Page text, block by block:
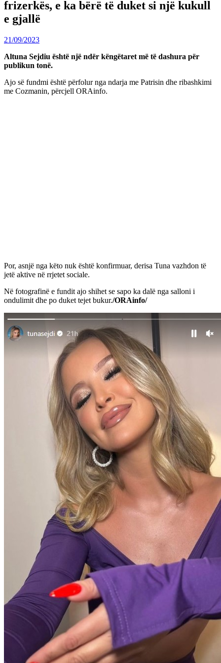
frizerkës, e ka bërë të duket si një kukull
e gjallë
21/09/2023
Altuna Sejdiu është një ndër këngëtaret më të dashura për
publikun tonë.
Ajo së fundmi është përfolur nga ndarja me Patrisin dhe ribashkimi
me Cozmanin, përcjell ORAinfo.
Por, asnjë nga këto nuk është konfirmuar, derisa Tuna vazhdon të
jetë aktive në rrjetet sociale.
Në fotografinë e fundit ajo shihet se sapo ka dalë nga salloni i
ondulimit dhe po duket tejet bukur./ORAinfo/